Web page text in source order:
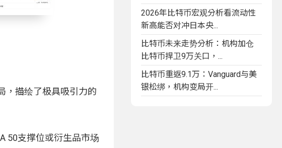
，描绘了极具吸引力的
50支撑位或衍生品市场
2026年比特币宏观分析看流动性
新高能否对冲日本央...
比特币未来走势分析：机构加仓
比特币捍卫9万关口，...
比特币重返9.1万：Vanguard与美
银松绑，机构变局开...